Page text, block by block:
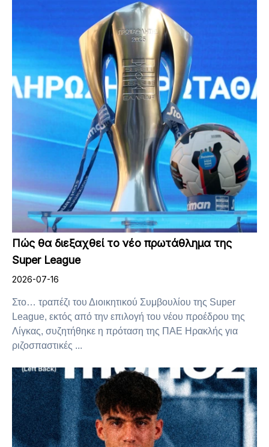
Πώς θα διεξαχθεί το νέο πρωτάθλημα της
Super League
2026-07-16
Στο… τραπέζι του Διοικητικού Συμβουλίου της Super
League, εκτός από την επιλογή του νέου προέδρου της
Λίγκας, συζητήθηκε η πρόταση της ΠΑΕ Ηρακλής για
ριζοσπαστικές ...